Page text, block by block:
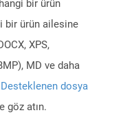
bir ürün
bir ürün ailesine
XPS,
MD ve daha
Desteklenen dosya
göz atın.